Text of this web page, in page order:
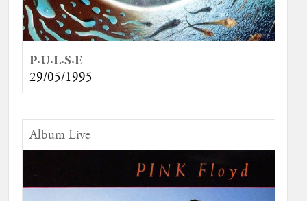
P·U·L·S·E
29/05/1995
Album Live